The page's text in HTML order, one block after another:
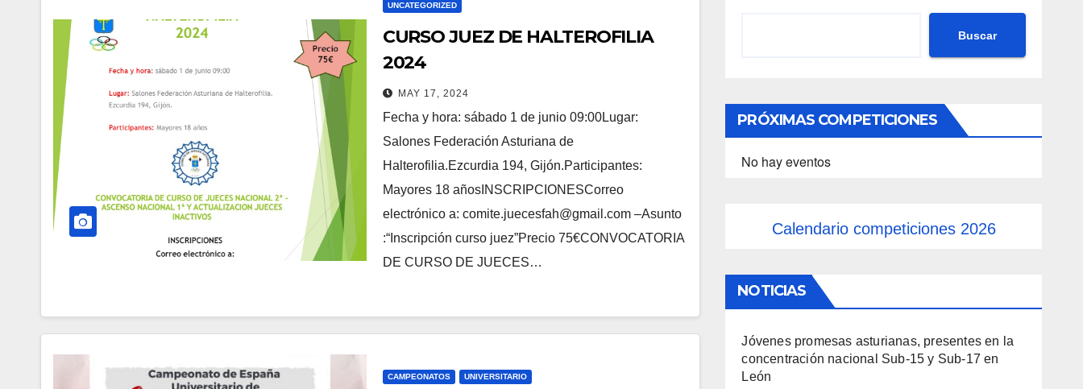
UNCATEGORIZED
CURSO JUEZ DE HALTEROFILIA
2024
MAY 17, 2024
Fecha y hora: sábado 1 de junio 09:00Lugar:
Salones Federación Asturiana de
Halterofilia.Ezcurdia 194, Gijón.Participantes:
Mayores 18 añosINSCRIPCIONESCorreo
electrónico a: comite.juecesfah@gmail.com –Asunto
:“Inscripción curso juez”Precio 75€CONVOCATORIA
DE CURSO DE JUECES…
CAMPEONATOS UNIVERSITARIO
Buscar
PRÓXIMAS COMPETICIONES
No hay eventos
Calendario competiciones 2026
NOTICIAS
Jóvenes promesas asturianas, presentes en la
concentración nacional Sub-15 y Sub-17 en
León